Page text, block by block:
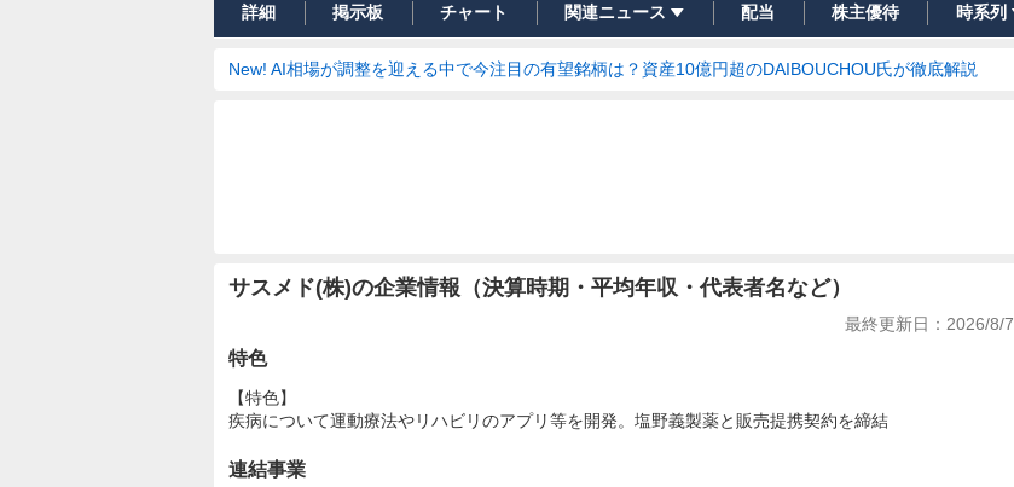
詳細 掲示板 チャート 関連ニュース 配当 株主優待 時系列
New! AI相場が調整を迎える中で今注目の有望銘柄は？資産10億円超のDAIBOUCHOU氏が徹底解説
サスメド(株)の企業情報（決算時期・平均年収・代表者名など）
最終更新日： 2026/8/7
特色
【特色】
疾病について運動療法やリハビリのアプリ等を開発。塩野義製薬と販売提携契約を締結
連結事業